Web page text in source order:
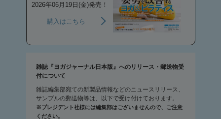
2026年06月19日(金)発売！
購入はこちら
雑誌『ヨガジャーナル日本版』へのリリース・郵送物受
付について
雑誌編集部宛ての新製品情報などのニュースリリース、
サンプルの郵送物等は、以下で受け付けております。
※プレジデント社様には編集部はございませんので、ご注意
ください。